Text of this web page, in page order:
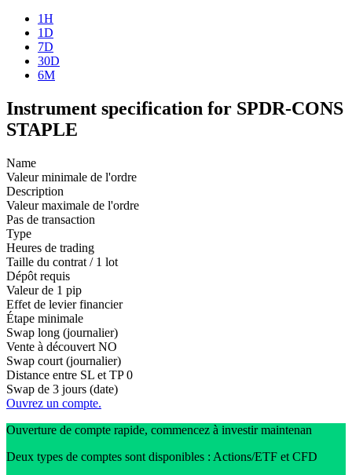
1H
1D
7D
30D
6M
Instrument specification for SPDR-CONS
STAPLE
Name
Valeur minimale de l'ordre
Description
Valeur maximale de l'ordre
Pas de transaction
Type
Heures de trading
Taille du contrat / 1 lot
Dépôt requis
Valeur de 1 pip
Effet de levier financier
Étape minimale
Swap long (journalier)
Vente à découvert NO
Swap court (journalier)
Distance entre SL et TP 0
Swap de 3 jours (date)
Ouvrez un compte.
Ouverture de compte rapide, commencez à investir maintenan
Deux types de comptes sont disponibles : Actions/ETF et CFD